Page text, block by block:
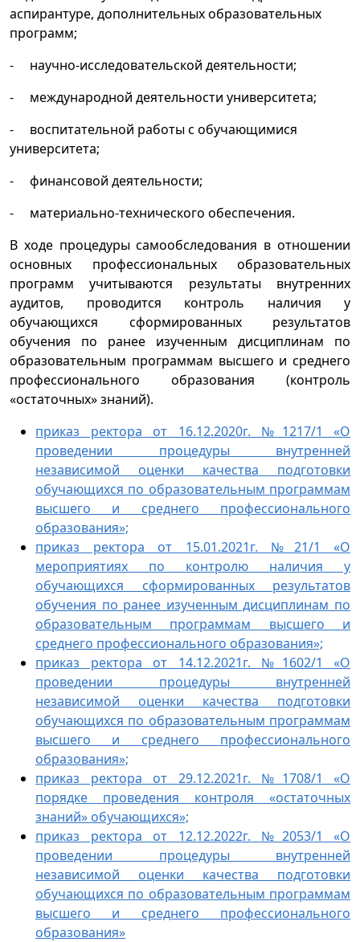
аспирантуре, дополнительных образовательных
программ;
- научно-исследовательской деятельности;
- международной деятельности университета;
- воспитательной работы с обучающимися
университета;
- финансовой деятельности;
- материально-технического обеспечения.
В ходе процедуры самообследования в отношении
основных профессиональных образовательных
программ учитываются результаты внутренних
аудитов, проводится контроль наличия у
обучающихся сформированных результатов
обучения по ранее изученным дисциплинам по
образовательным программам высшего и среднего
профессионального образования (контроль
«остаточных» знаний).
приказ ректора от 16.12.2020г. №1217/1 «О
проведении процедуры внутренней
независимой оценки качества подготовки
обучающихся по образовательным программам
высшего и среднего профессионального
образования»;
приказ ректора от 15.01.2021г. №21/1 «О
мероприятиях по контролю наличия у
обучающихся сформированных результатов
обучения по ранее изученным дисциплинам по
образовательным программам высшего и
среднего профессионального образования»;
приказ ректора от 14.12.2021г. №1602/1 «О
проведении процедуры внутренней
независимой оценки качества подготовки
обучающихся по образовательным программам
высшего и среднего профессионального
образования»;
приказ ректора от 29.12.2021г. №1708/1 «О
порядке проведения контроля «остаточных
знаний» обучающихся»;
приказ ректора от 12.12.2022г. №2053/1 «О
проведении процедуры внутренней
независимой оценки качества подготовки
обучающихся по образовательным программам
высшего и среднего профессионального
образования»